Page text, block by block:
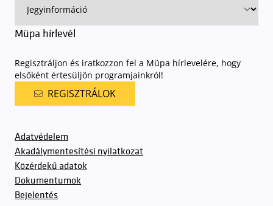
Müpa hírlevél
Regisztráljon és iratkozzon fel a Müpa hírlevelére, hogy
elsőként értesüljön programjainkról!
REGISZTRÁLOK
Adatvédelem
Akadálymentesítési nyilatkozat
Közérdekű adatok
Dokumentumok
Bejelentés